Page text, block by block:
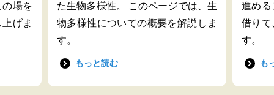
場を
げま
た生物多様性。 このページでは、生
物多様性についての概要を解説しま
す。
もっと読む
進める
借りて
す。
も